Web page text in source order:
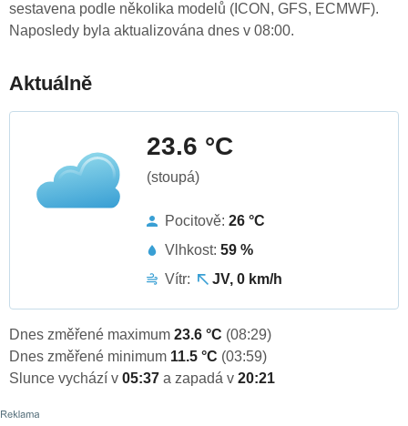
sestavena podle několika modelů (ICON, GFS, ECMWF).
Naposledy byla aktualizována dnes v 08:00.
Aktuálně
23.6 °C
(stoupá)
Pocitově: 26 °C
Vlhkost: 59 %
Vítr:
JV, 0 km/h
Dnes změřené maximum 23.6 °C (08:29)
Dnes změřené minimum 11.5 °C (03:59)
Slunce vychází v 05:37 a zapadá v 20:21